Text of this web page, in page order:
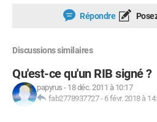
Répondre
Discussions similaires
Qu'est-ce qu'un RIB signé ?
papyrus - 18 déc. 2011 à 10:17
fab2778937727- 6 févr. 2018 à